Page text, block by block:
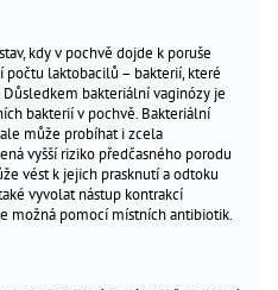
kdy v pochvě dojde k poruše
počtu laktobacilů – bakterií, které
bakteriální vaginózy je
bakterií v pochvě. Bakteriální
může probíhat i zcela
vyšší riziko předčasného porodu
vést k jejich prasknutí a odtoku
vyvolat nástup kontrakcí
možná pomocí místních antibiotik.